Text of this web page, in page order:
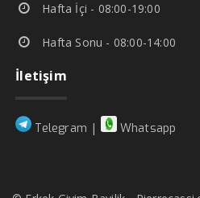
Hafta İçi - 08:00-19:00
Hafta Sonu - 08:00-14:00
İletişim
Telegram | Whatsapp